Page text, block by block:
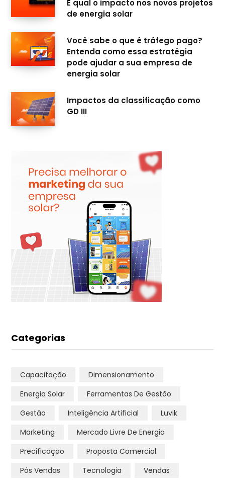
E qual o impacto nos novos projetos
de energia solar
Você sabe o que é tráfego pago?
Entenda como essa estratégia
pode ajudar a sua empresa de
energia solar
Impactos da classificação como
GD III
Categorias
Capacitação
Dimensionamento
Energia Solar
Ferramentas De Gestão
Gestão
Inteligência Artificial
Luvik
Marketing
Mercado Livre De Energia
Precificação
Proposta Comercial
Pós Vendas
Tecnologia Vendas